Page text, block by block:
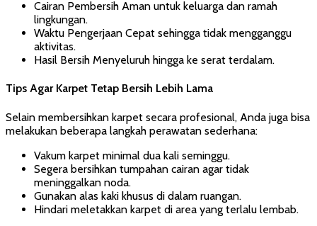
Cairan Pembersih Aman untuk keluarga dan ramah
lingkungan.
Waktu Pengerjaan Cepat sehingga tidak mengganggu
aktivitas.
Hasil Bersih Menyeluruh hingga ke serat terdalam.
Tips Agar Karpet Tetap Bersih Lebih Lama
Selain membersihkan karpet secara profesional, Anda juga bisa
melakukan beberapa langkah perawatan sederhana:
Vakum karpet minimal dua kali seminggu.
Segera bersihkan tumpahan cairan agar tidak
meninggalkan noda.
Gunakan alas kaki khusus di dalam ruangan.
Hindari meletakkan karpet di area yang terlalu lembab.